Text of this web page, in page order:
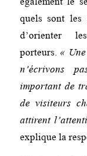
quels sont
d’orienter
porteurs. «
n’écrivons
important de
de visiteurs
attirent
explique la